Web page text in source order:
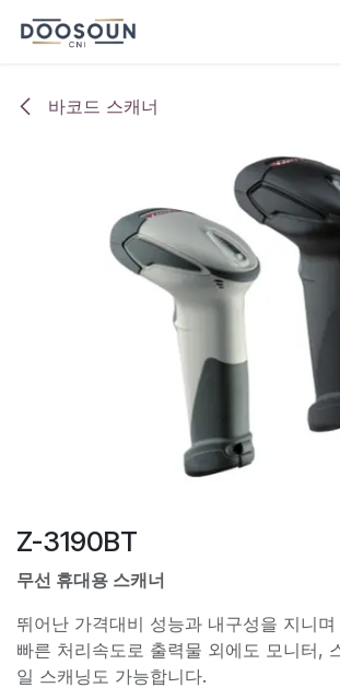
바코드 스캐너
Z-3190BT
무선 휴대용 스캐너
뛰어난 가격대비 성능과 내구성을 지니
빠른 처리속도로 출력물 외에도 모니터,
일 스캐닝도 가능합니다.